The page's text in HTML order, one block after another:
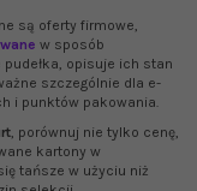
są oferty firmowe,
w sposób
opisuje ich stan
szczególnie dla e-
i punktów pakowania.
, porównuj nie tylko cenę,
kartony w
tańsze w użyciu niż